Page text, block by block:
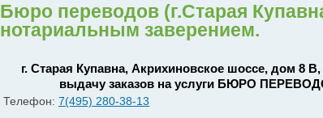
Бюро переводов (г.Старая
нотариальным заверением.
г. Старая Купавна, Акрихиновское шоссе, дом 8
выдачу заказов на услуги БЮРО
Телефон:7(495) 280-38-13